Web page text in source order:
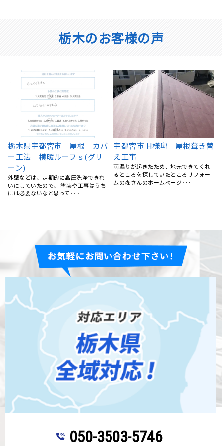
栃木のお客様の声
ベランダFRP防水工事、屋根
カバー工事、外壁塗装、庇補
修工事 栃木県宇都宮市 K
様
15年前にマイホームを購入してから、
屋根カバー工法 栃木県宇都
宮市A様
雨漏りが心配になり、どこの業者さん
を選んだら良いのか迷っていました。
050-3503-5746